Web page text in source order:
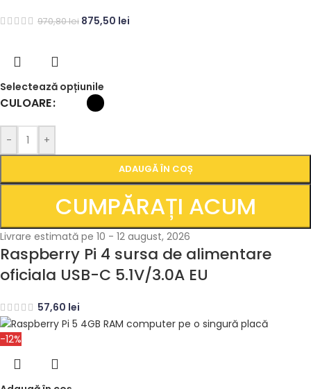
970,80lei 875,50 lei
Selectează opțiunile
CULOARE
- +
ADAUGĂ ÎN COȘ
CUMPĂRAȚI ACUM
Livrare estimată pe 10 - 12 august, 2026
Raspberry Pi 4 sursa de alimentare
oficiala USB-C 5.1V/3.0A EU
57,60 lei
-12%